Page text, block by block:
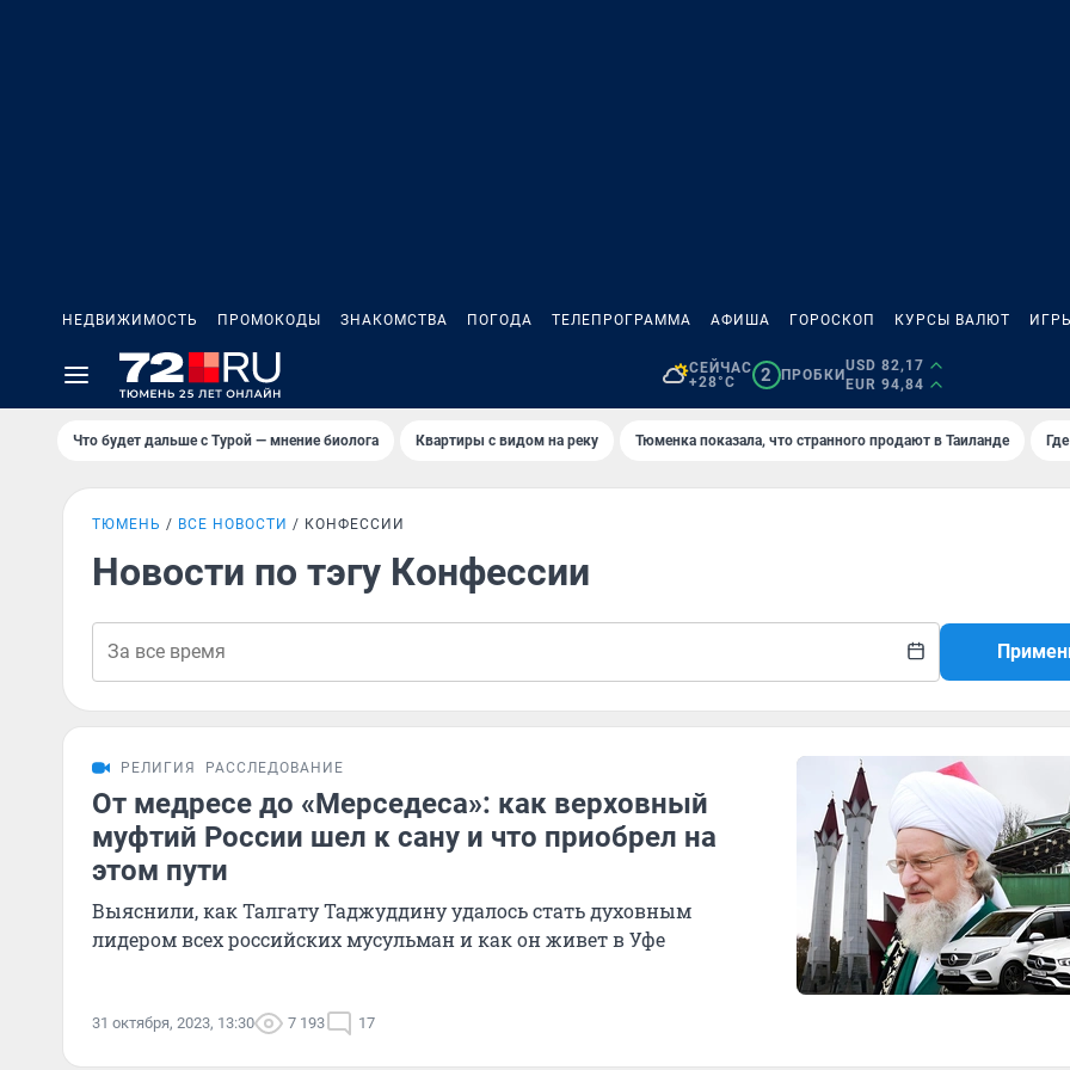
НЕДВИЖИМОСТЬ ПРОМОКОДЫ ЗНАКОМСТВА ПОГОДА ТЕЛЕПРОГРАММА АФИША ГОРОСКОП КУРСЫ ВАЛЮТ
СЕЙЧАС
+28°C
2 ПРОБКИ
USD 82,17
EUR 94,84
Что будет дальше с Турой — мнение биолога Квартиры с видом на реку Тюменка показала, что странного продают в Таиланде
ТЮМЕНЬ ВСЕ НОВОСТИ КОНФЕССИИ
Новости по тэгу Конфессии
РЕЛИГИЯ РАССЛЕДОВАНИЕ
От медресе до «Мерседеса»: как верховный
муфтий России шел к сану и что приобрел на
этом пути
Выяснили, как Талгату Таджуддину удалось стать духовным
лидером всех российских мусульман и как он живет в Уфе
31 октября, 2023, 13:30 7 193 17